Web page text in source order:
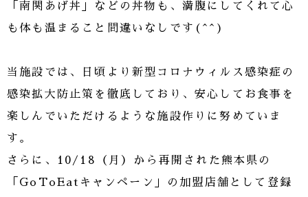
「南関あげ丼」などの丼物も、満腹にしてくれて心
も体も温まること間違いなしです(^^)
当施設では、日頃より新型コロナウィルス感染症の
感染拡大防止策を徹底しており、安心してお食事を
楽しんでいただけるような施設作りに努めていま
す。
さらに、10/18（月）から再開された熊本県の
「GoToEatキャンペーン」の加盟店舗として登録